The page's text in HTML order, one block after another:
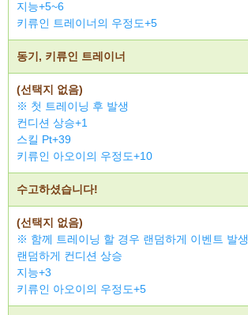
지능+5~6
키류인 트레이너의 우정도+5
동기, 키류인 트레이너
(선택지 없음)
※ 첫 트레이닝 후 발생
컨디션 상승+1
스킬 Pt+39
키류인 아오이의 우정도+10
수고하셨습니다!
(선택지 없음)
※ 함께 트레이닝 할 경우 랜덤하게 이벤트 발생
랜덤하게 컨디션 상승
지능+3
키류인 아오이의 우정도+5